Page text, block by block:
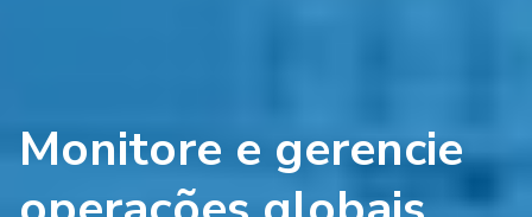
Monitore e gerencie